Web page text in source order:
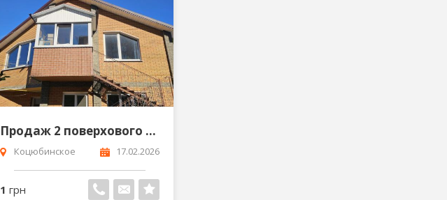
Продаж 2 поверхового будинку смт Коцюбинське
Коцюбинское 17.02.2026
1грн